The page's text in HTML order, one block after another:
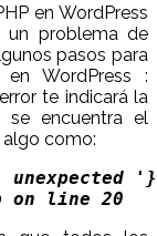
en WordPress
un problema de
pasos para
WordPress :
te indicará la
encuentra el
algo como:
unexpected
on line 20